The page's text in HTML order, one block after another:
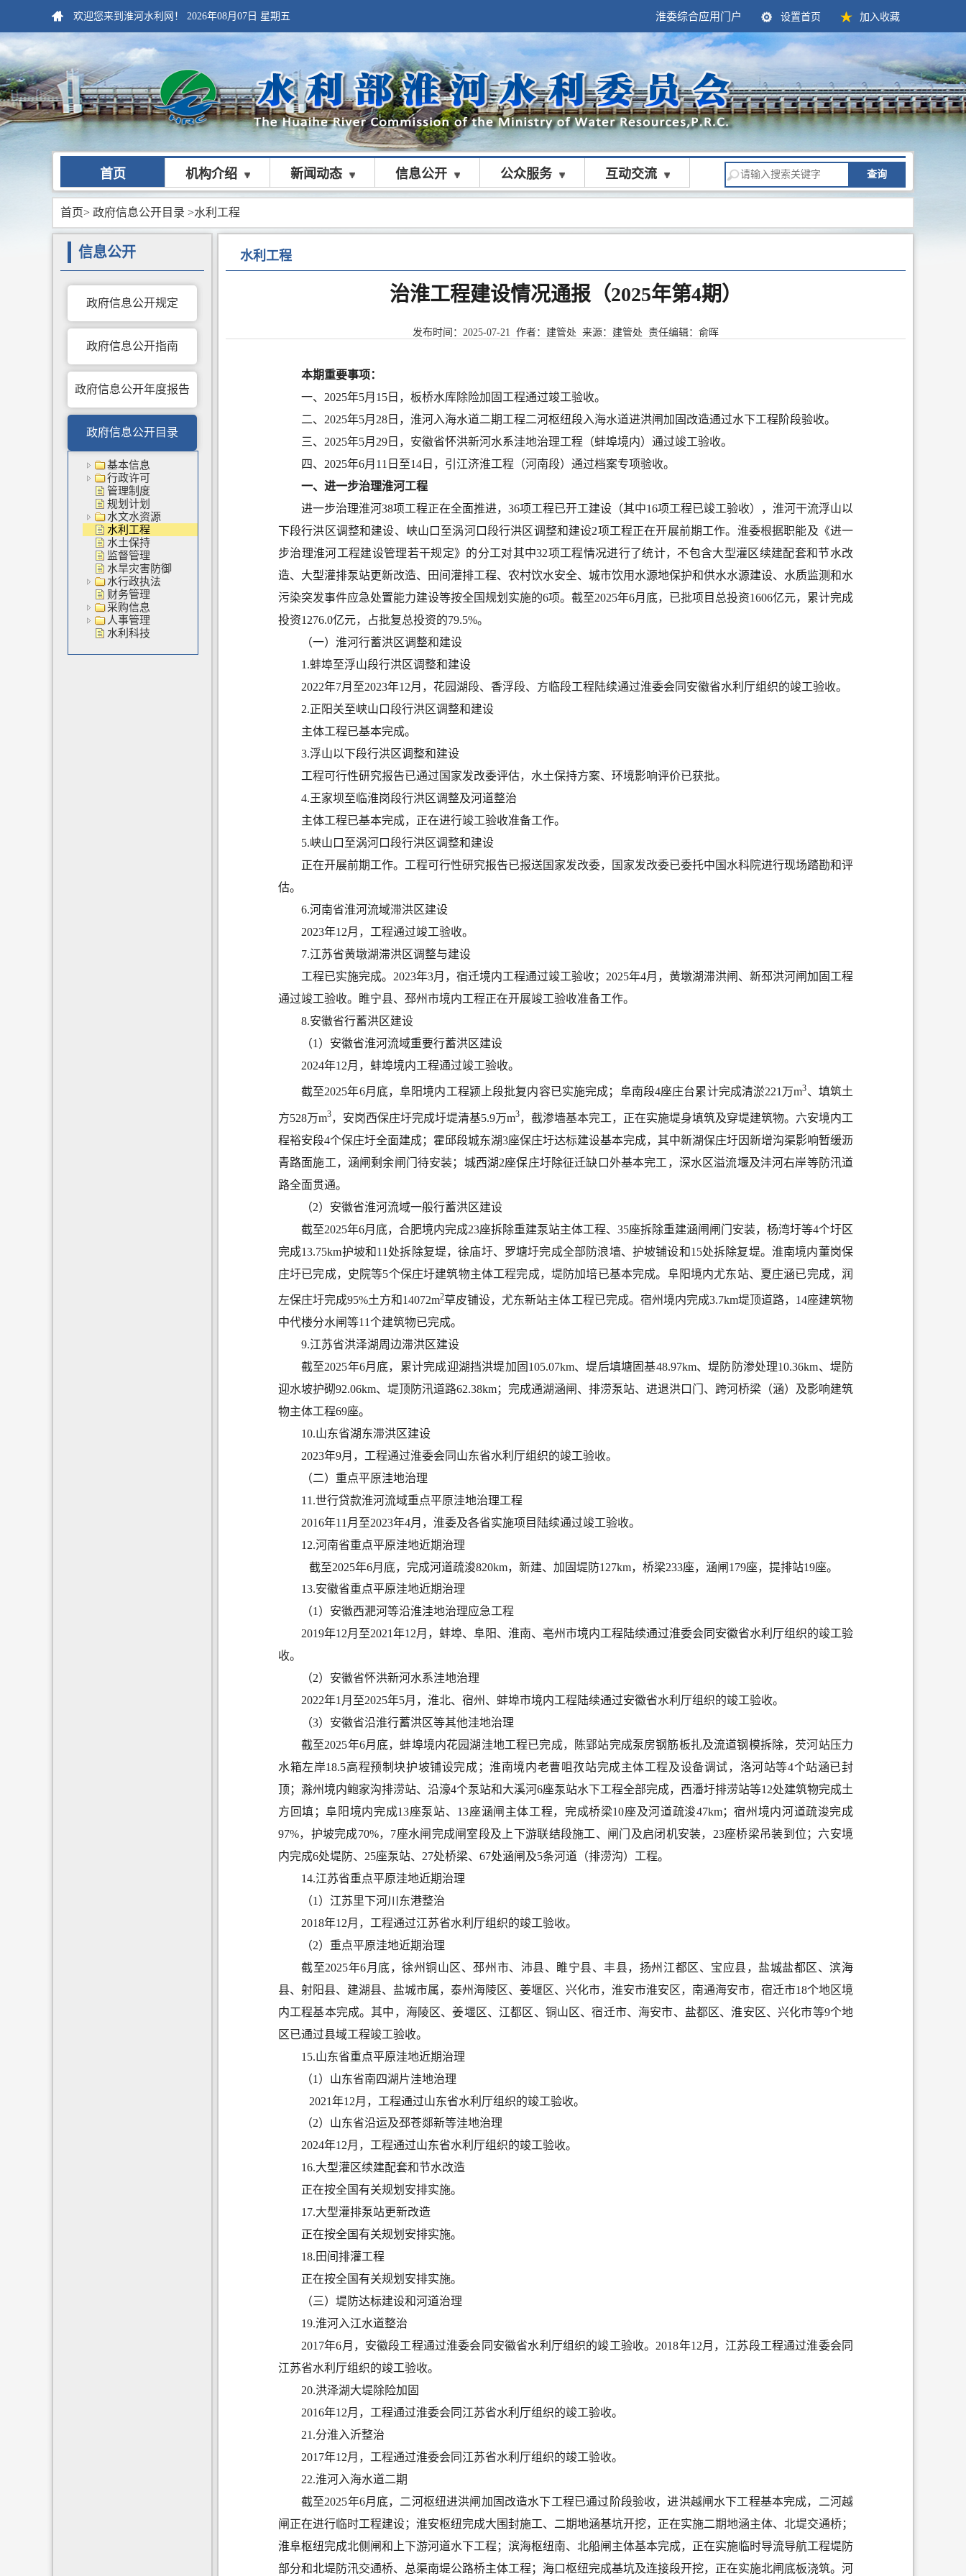
欢迎您来到淮河水利网！ 2026年08月07日 星期五 淮委综合应用门户 设置首页 加入收藏
首页 机构介绍 新闻动态 信息公开 公众服务 互动交流 查询
首页> 政府信息公开目录 >水利工程
水利工程
治淮工程建设情况通报（2025年第4期）
发布时间： 2025-07-21 作者：建管处 来源： 建管处 责任编辑：俞晖
本期重要事项：
一、2025年5月15日，板桥水库除险加固工程通过竣工验收。
二、2025年5月28日，淮河入海水道二期工程二河枢纽段入海水道进洪闸加固改造通过水下工程阶段验收。
三、2025年5月29日，安徽省怀洪新河水系洼地治理工程（蚌埠境内）通过竣工验收。
四、2025年6月11日至14日，引江济淮工程（河南段）通过档案专项验收。
一、进一步治理淮河工程
进一步治理淮河38项工程正在全面推进，36项工程已开工建设（其中16项工程已竣工验收），淮河干流浮山以
下段行洪区调整和建设、峡山口至涡河口段行洪区调整和建设2项工程正在开展前期工作。淮委根据职能及《进一
步治理淮河工程建设管理若干规定》的分工对其中32项工程情况进行了统计，不包含大型灌区续建配套和节水改
造、大型灌排泵站更新改造、田间灌排工程、农村饮水安全、城市饮用水源地保护和供水水源建设、水质监测和水
污染突发事件应急处置能力建设等按全国规划实施的6项。 截至2025年6月底，
已批项目总投资1606亿元，累计完成
投资1276.0亿元，占批复总投资的79.5%。
（一）淮河行蓄洪区调整和建设
1.蚌埠至浮山段行洪区调整和建设
2022年7月至2023年12月，花园湖段、香浮段、方临段工程陆续通过淮委会同安徽省水利厅组织的竣工验收。
2.正阳关至峡山口段行洪区调整和建设
主体工程已基本完成。
3.浮山以下段行洪区调整和建设
工程可行性研究报告已通过国家发改委评估，水土保持方案、环境影响评价已获批。
4.王家坝至临淮岗段行洪区调整及河道整治
主体工程已基本完成，正在进行竣工验收准备工作。
5.峡山口至涡河口段行洪区调整和建设
正在开展前期工作。工程可行性研究报告已报送国家发改委，国家发改委已委托中国水科院进行现场踏勘和评
估。
6.河南省淮河流域滞洪区建设
2023年12月，工程通过竣工验收。
7.江苏省黄墩湖滞洪区调整与建设
工程已实施完成。2023年3月，宿迁境内工程通过竣工验收；2025年4月，黄墩湖滞洪闸、新邳洪河闸加固工程
通过竣工验收。睢宁县、邳州市境内工程正在开展竣工验收准备工作。
8.安徽省行蓄洪区建设
（1）安徽省淮河流域重要行蓄洪区建设
2024年12月，蚌埠境内工程通过竣工验收。
截至2025年6月底，阜阳境内工程颍上段批复内容已实施完成；阜南段4座庄台累计完成清淤221万m3、填筑土
方528万m3，安岗西保庄圩完成圩堤清基5.9万m3，截渗墙基本完工，正在实施堤身填筑及穿堤建筑物。六安境内工
程裕安段4个保庄圩全面建成；霍邱段城东湖3座保庄圩达标建设基本完成，其中新湖保庄圩因新增沟渠影响暂缓沥
青路面施工，涵闸剩余闸门待安装；城西湖2座保庄圩除征迁缺口外基本完工，深水区溢流堰及沣河右岸等防汛道
路全面贯通。
（2）安徽省淮河流域一般行蓄洪区建设
截至2025年6月底， 合肥境内完成23座拆除重建泵站主体工程、35座拆除重建涵闸闸门安装，杨湾圩等4个圩区
完成13.75km护坡和11处拆除复堤，徐庙圩、罗塘圩完成全部防浪墙、护坡铺设和15处拆除复堤。淮南境内董岗保
庄圩已完成，史院等5个保庄圩建筑物主体工程完成，堤防加培已基本完成。阜阳境内尤东站、夏庄涵已完成，润
左保庄圩完成95%土方和14072m2草皮铺设，尤东新站主体工程已完成。宿州境内完成3.7km堤顶道路，14座建筑物
中代楼分水闸等11个建筑物已完成。
9.江苏省洪泽湖周边滞洪区建设
截至2025年6月底， 累计完成迎湖挡洪堤加固105.07km、堤后填塘固基48.97km、堤防防渗处理10.36km、堤防
迎水坡护砌92.06km、堤顶防汛道路62.38km；完成通湖涵闸、排涝泵站、进退洪口门、跨河桥梁（涵）及影响建筑
物主体工程69座。
10.山东省湖东滞洪区建设
2023年9月，工程通过淮委会同山东省水利厅组织的竣工验收。
（二）重点平原洼地治理
11.世行贷款淮河流域重点平原洼地治理工程
2016年11月至2023年4月，淮委及各省实施项目陆续通过竣工验收。
12.河南省重点平原洼地近期治理
截至2025年6月底， 完成河道疏浚820km，新建、加固堤防127km，桥梁233座，涵闸179座，提排站19座。
13.安徽省重点平原洼地近期治理
（1）安徽西淝河等沿淮洼地治理应急工程
2019年12月至2021年12月，蚌埠、阜阳、淮南、亳州市境内工程陆续通过淮委会同安徽省水利厅组织的竣工验
收。
（2）安徽省怀洪新河水系洼地治理
2022年1月 至2025年5月，淮北、宿州、蚌埠市境内工程陆续通过安徽省水利厅组织的竣工验收。
（3）安徽省沿淮行蓄洪区等其他洼地治理
截至2025年6月底，蚌埠境内花园湖洼地工程已完成，陈郢站完成泵房钢筋板扎及流道钢模拆除，芡河站压力
水箱左岸18.5高程预制块护坡铺设完成；淮南境内老曹咀孜站完成主体工程及设备调试，洛河站等4个站涵已封
顶；滁州境内鲍家沟排涝站、沿濠4个泵站和大溪河6座泵站水下工程全部完成，西潘圩排涝站等12处建筑物完成土
方回填；阜阳境内完成13座泵站、13座涵闸主体工程，完成桥梁10座及河道疏浚47km；宿州 境内河道疏浚完成
97%，护坡完成70%，7座水闸完成闸室段及上下游联结段施工、闸门及启闭机安装，23座桥梁吊装到位；六安境
内完成6处堤防、25座泵站、 27处桥梁、67处涵闸 及5条河道（排涝沟）工程。
14.江苏省重点平原洼地近期治理
（1）江苏里下河川东港整治
2018年12月，工程通过江苏省水利厅组织的竣工验收。
（2）重点平原洼地近期治理
截至2025年6月底，徐州铜山区、邳州市、沛县、睢宁县、丰县，扬州江都区、宝应县，盐城盐都区、滨海
县、射阳县、建湖县、盐城市属，泰州海陵区、姜堰区、兴化市，淮安市淮安区，南通海安市，宿迁市18个地区境
内工程基本完成。其中，海陵区、姜堰区、江都区、铜山区、宿迁市、海安市、盐都区、淮安区、兴化市等9个地
区已通过县域工程竣工验收。
15.山东省重点平原洼地近期治理
（1）山东省南四湖片洼地治理
2021年12月，工程通过山东省水利厅组织的竣工验收。
（2）山东省沿运及邳苍郯新等洼地治理
2024年12月，工程通过山东省水利厅组织的竣工验收。
16.大型灌区续建配套和节水改造
正在按全国有关规划安排实施。
17.大型灌排泵站更新改造
正在按全国有关规划安排实施。
18.田间排灌工程
正在按全国有关规划安排实施。
（三）堤防达标建设和河道治理
19.淮河入江水道整治
2017年6月，安徽段工程通过淮委会同安徽省水利厅组织的竣工验收。2018年12月，江苏段工程通过淮委会同
江苏省水利厅组织的竣工验收。
20.洪泽湖大堤除险加固
2016年12月，工程通过淮委会同江苏省水利厅组织的竣工验收。
21.分淮入沂整治
2017年12月，工程通过淮委会同江苏省水利厅组织的竣工验收。
22.淮河入海水道二期
截至2025年6月底，二河枢纽进洪闸加固改造水下工程已通过阶段验收，进洪越闸水下工程基本完成，二河越
闸正在进行临时工程建设；淮安枢纽完成大围封施工、二期地涵基坑开挖，正在实施二期地涵主体、北堤交通桥；
淮阜枢纽完成北侧闸和上下游河道水下工程；滨海枢纽南、北船闸主体基本完成，正在实施临时导流导航工程堤防
部分和北堤防汛交通桥、总渠南堤公路桥主体工程；海口枢纽完成基坑及连接段开挖，正在实施北闸底板浇筑。河
信息公开
政府信息公开规定
政府信息公开指南
政府信息公开年度报告
政府信息公开目录
基本信息
行政许可
管理制度
规划计划
水文水资源
水利工程
水土保持
监督管理
水旱灾害防御
水行政执法
财务管理
采购信息
人事管理
水利科技